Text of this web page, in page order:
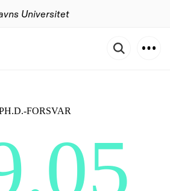
Universitet
FORSVAR